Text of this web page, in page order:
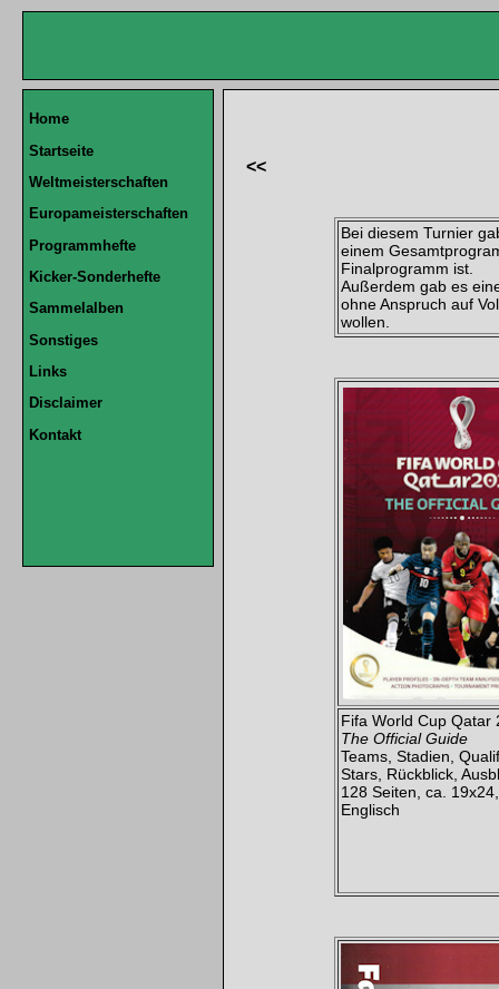
Home
Startseite
Weltmeisterschaften
Europameisterschaften
Programmhefte
Kicker-Sonderhefte
Sammelalben
Sonstiges
Links
Disclaimer
Kontakt
<<
Bei diesem Turnier
einem
Finalprogramm ist.
Außerdem gab es
ohne Anspruch auf
wollen.
Fifa World Cup Qatar
The Official Guide
Teams, Stadien,
Stars , Rückblick,
128 Seiten ca.
Englisch